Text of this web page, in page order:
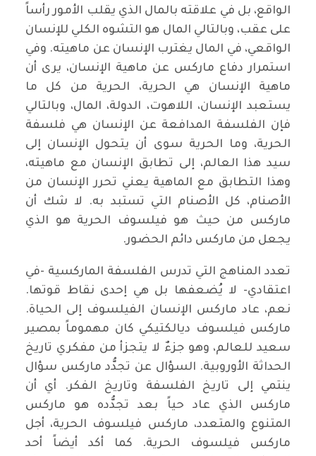
الواقع، بل في علاقته بالمال الذي يقلب الأمور رأساً
على عقب، وبالتالي المال هو التشوه الكلي للإنسان
الواقعي، في المال يغترب الإنسان عن ماهيته. وفي
استمرار دفاع ماركس عن ماهية الإنسان، يرى أن
ماهية الإنسان هي الحرية، الحرية من كل ما
يستعبد الإنسان، اللاهوت، الدولة، المال، وبالتالي
فإن الفلسفة المدافعة عن الإنسان هي فلسفة
الحرية، وما الحرية سوى أن يتحول الإنسان إلى
سيد هذا العالم، إلى تطابق الإنسان مع ماهيته،
وهذا التطابق مع الماهية يعني تحرر الإنسان من
الأصنام، كل الأصنام التي تستبد به. لا شك أن
ماركس من حيث هو فيلسوف الحرية هو الذي
يجعل من ماركس دائم الحضور.
تعدد المناهج التي تدرس الفلسفة الماركسية -في
اعتقادي- لا يُضعفها بل هي إحدى نقاط قوتها.
نعم، عاد ماركس الإنسان الفيلسوف إلى الحياة.
ماركس فيلسوف ديالكتيكي كان مهموماً بمصير
سعيد للعالم، وهو جزءٌ لا يتجزأ من مفكري تاريخ
الحداثة الأوروبية. السؤال عن تجدُّد ماركس سؤال
ينتمي إلى تاريخ الفلسفة وتاريخ الفكر. أي أن
ماركس الذي عاد حياً بعد تجدُّده هو ماركس
المتنوع والمتعدد، ماركس فيلسوف الحرية، أجل
ماركس فيلسوف الحرية. كما أكد أيضاً أحد